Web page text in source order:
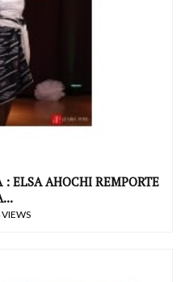
: ELSA AHOCHI REMPORTE